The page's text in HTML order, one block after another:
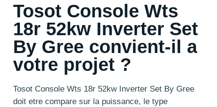
Tosot Console Wts
18r 52kw Inverter Set
By Gree convient-il a
votre projet ?
Tosot Console Wts 18r 52kw Inverter Set By Gree
doit etre compare sur la puissance, le type